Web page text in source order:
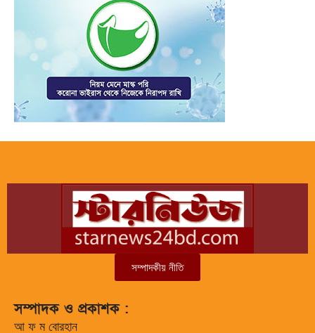
সম্পাদকীয় নীতি
সম্পাদক ও প্রকাশক :
আ ফ ম বোরহান